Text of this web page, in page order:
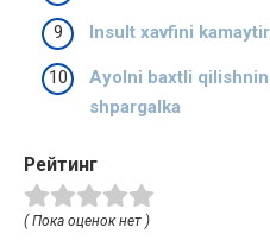
Insult xavfini
Ayolni baxtli
shpargalka
Рейтинг
( Пока оценок нет )